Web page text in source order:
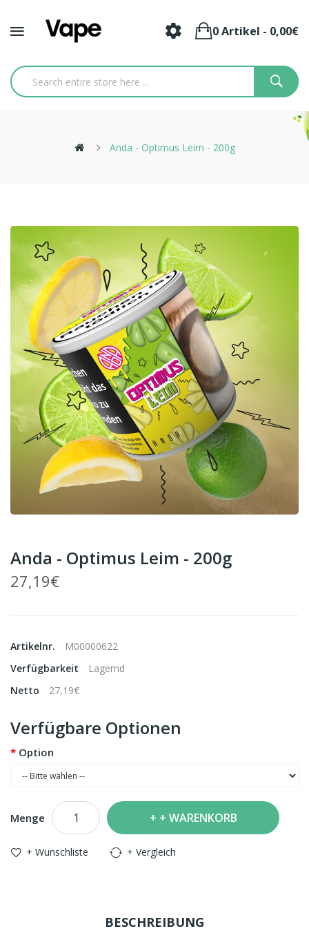
0 Artikel - 0,00€
Anda - Optimus Leim - 200g
Anda - Optimus Leim - 200g
27,19€
Artikelnr.
M00000622
Verfügbarkeit
Lagernd
Netto
27,19€
Verfügbare Optionen
Option
Menge + WARENKORB
+ Wunschliste + Vergleich
BESCHREIBUNG